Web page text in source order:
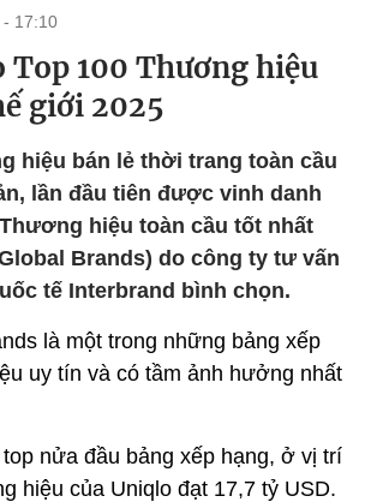
- 17:10
Top 100 Thương hiệu
giới 2025
hiệu bán lẻ thời trang toàn cầu
lần đầu tiên được vinh danh
hiệu toàn cầu tốt nhất
Brands) do công ty tư vấn
tế Interbrand bình chọn.
là một trong những bảng xếp
uy tín và có tầm ảnh hưởng nhất
nửa đầu bảng xếp hạng, ở vị trí
hiệu của Uniqlo đạt 17,7 tỷ USD.